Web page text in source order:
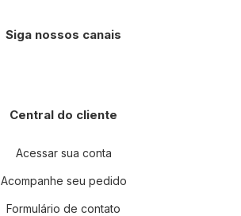
Siga nossos canais
Central do cliente
Acessar sua conta
Acompanhe seu pedido
Formulário de contato